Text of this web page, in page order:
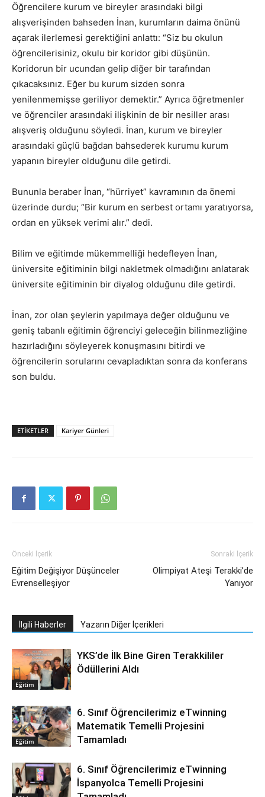
Öğrencilere kurum ve bireyler arasındaki bilgi
alışverişinden bahseden İnan, kurumların daima önünü
açarak ilerlemesi gerektiğini anlattı: “Siz bu okulun
öğrencilerisiniz, okulu bir koridor gibi düşünün.
Koridorun bir ucundan gelip diğer bir tarafından
çıkacaksınız. Eğer bu kurum sizden sonra
yenilenmemişse geriliyor demektir.” Ayrıca öğretmenler
ve öğrenciler arasındaki ilişkinin de bir nesiller arası
alışveriş olduğunu söyledi. İnan, kurum ve bireyler
arasındaki güçlü bağdan bahsederek kurumu kurum
yapanın bireyler olduğunu dile getirdi.
Bununla beraber İnan, “hürriyet” kavramının da önemi
üzerinde durdu; “Bir kurum en serbest ortamı yaratıyorsa,
ordan en yüksek verimi alır.” dedi.
Bilim ve eğitimde mükemmelliği hedefleyen İnan,
üniversite eğitiminin bilgi nakletmek olmadığını anlatarak
üniversite eğitiminin bir diyalog olduğunu dile getirdi.
İnan, zor olan şeylerin yapılmaya değer olduğunu ve
geniş tabanlı eğitimin öğrenciyi geleceğin bilinmezliğine
hazırladığını söyleyerek konuşmasını bitirdi ve
öğrencilerin sorularını cevapladıktan sonra da konferans
son buldu.
ETIKETLER Kariyer Günleri
Önceki İçerik
Eğitim Değişiyor Düşünceler
Evrenselleşiyor
Sonraki İçerik
Olimpiyat Ateşi Terakki’de
Yanıyor
İlgili Haberler Yazarın Diğer İçerikleri
Eğitim
YKS’de İlk Bine Giren Terakkililer
Ödüllerini Aldı
Eğitim
6. Sınıf Öğrencilerimiz eTwinning
Matematik Temelli Projesini
Tamamladı
6. Sınıf Öğrencilerimiz eTwinning
İspanyolca Temelli Projesini